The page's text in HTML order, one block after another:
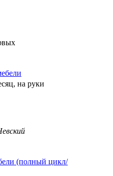
на руки
(полный цикл/